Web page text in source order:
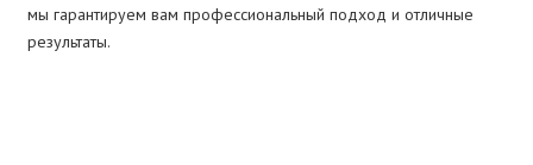
мы гарантируем вам профессиональный подход и отличные
результаты.